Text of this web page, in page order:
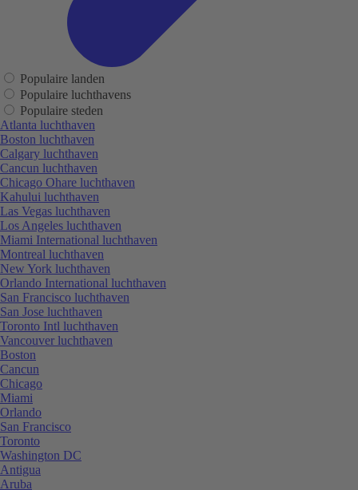
Populaire landen
Populaire luchthavens
Populaire steden
Atlanta luchthaven
Boston luchthaven
Calgary luchthaven
Cancun luchthaven
Chicago Ohare luchthaven
Kahului luchthaven
Las Vegas luchthaven
Los Angeles luchthaven
Miami International luchthaven
Montreal luchthaven
New York luchthaven
Orlando International luchthaven
San Francisco luchthaven
San Jose luchthaven
Toronto Intl luchthaven
Vancouver luchthaven
Boston
Cancun
Chicago
Miami
Orlando
San Francisco
Toronto
Washington DC
Antigua
Aruba